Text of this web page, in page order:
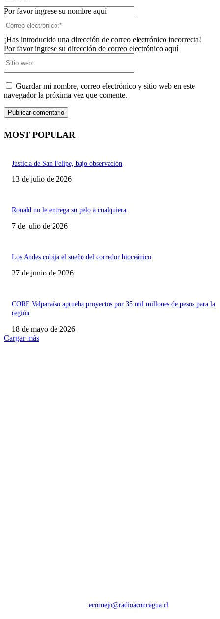
Por favor ingrese su nombre aquí
¡Has introducido una dirección de correo electrónico incorrecta!
Por favor ingrese su dirección de correo electrónico aquí
Guardar mi nombre, correo electrónico y sitio web en este
navegador la próxima vez que comente.
MOST POPULAR
Justicia de San Felipe, bajo observación
13 de julio de 2026
Ronald no le entrega su pelo a cualquiera
7 de julio de 2026
Los Andes cobija el sueño del corredor bioceánico
27 de junio de 2026
CORE Valparaíso aprueba proyectos por 35 mil millones de pesos para la
región.
18 de mayo de 2026
Cargar más
ecornejo@radioaconcagua.cl